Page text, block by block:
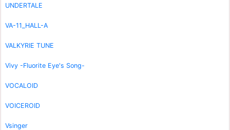
UNDERTALE
VA-11_HALL-A
VALKYRIE TUNE
Vivy -Fluorite Eye's Song-
VOCALOID
VOICEROID
Vsinger